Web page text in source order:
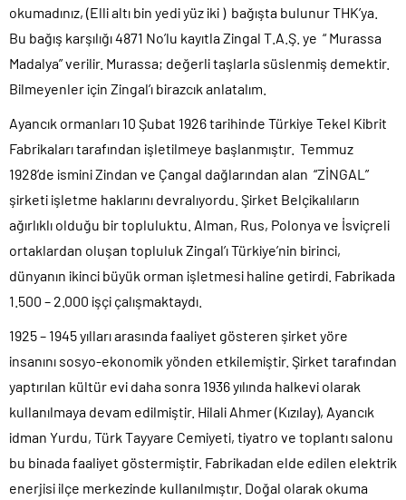
okumadınız, (Elli altı bin yedi yüz iki ) bağışta bulunur THK’ya.
Bu bağış karşılığı 4871 No’lu kayıtla Zingal T.A.Ş. ye “ Murassa
Madalya” verilir. Murassa; değerli taşlarla süslenmiş demektir.
Bilmeyenler için Zingal’ı birazcık anlatalım.
Ayancık ormanları 10 Şubat 1926 tarihinde Türkiye Tekel Kibrit
Fabrikaları tarafından işletilmeye başlanmıştır. Temmuz
1928’de ismini Zindan ve Çangal dağlarından alan “ZİNGAL”
şirketi işletme haklarını devralıyordu. Şirket Belçikalıların
ağırlıklı olduğu bir topluluktu. Alman, Rus, Polonya ve İsviçreli
ortaklardan oluşan topluluk Zingal’ı Türkiye’nin birinci,
dünyanın ikinci büyük orman işletmesi haline getirdi. Fabrikada
1.500 – 2.000 işçi çalışmaktaydı.
1925 – 1945 yılları arasında faaliyet gösteren şirket yöre
insanını sosyo-ekonomik yönden etkilemiştir. Şirket tarafından
yaptırılan kültür evi daha sonra 1936 yılında halkevi olarak
kullanılmaya devam edilmiştir. Hilali Ahmer (Kızılay), Ayancık
idman Yurdu, Türk Tayyare Cemiyeti, tiyatro ve toplantı salonu
bu binada faaliyet göstermiştir. Fabrikadan elde edilen elektrik
enerjisi ilçe merkezinde kullanılmıştır. Doğal olarak okuma